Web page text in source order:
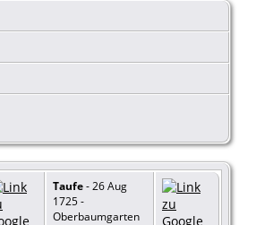
Taufe- 26 Aug
1725 -
Oberbaumgarten